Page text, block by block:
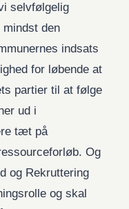
selvfølgelig
den
indsats
for løbende at
partier til at følge
ud i
tæt på
Og
og Rekruttering
og skal